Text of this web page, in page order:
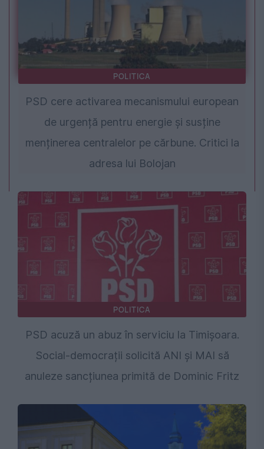
POLITICA
PSD cere activarea mecanismului european
de urgență pentru energie și susține
menținerea centralelor pe cărbune. Critici la
adresa lui Bolojan
POLITICA
PSD acuză un abuz în serviciu la Timișoara.
Social-democrații solicită ANI și MAI să
anuleze sancțiunea primită de Dominic Fritz